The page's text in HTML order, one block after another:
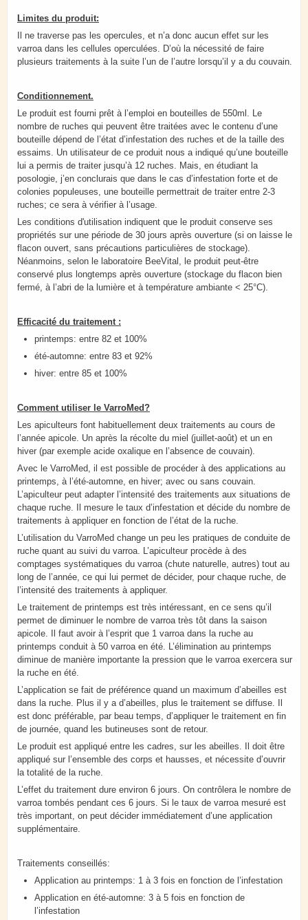
Limites du produit:
Il ne traverse pas les opercules, et n’a donc aucun effet sur les
varroa dans les cellules operculées. D’où la nécessité de faire
plusieurs traitements à la suite l’un de l’autre lorsqu’il y a du couvain.
Conditionnement.
Le produit est fourni prêt à l’emploi en bouteilles de 550ml. Le
nombre de ruches qui peuvent être traitées avec le contenu d’une
bouteille dépend de l’état d’infestation des ruches et de la taille des
essaims. Un utilisateur de ce produit nous a indiqué qu’une bouteille
lui a permis de traiter jusqu’à 12 ruches. Mais, en étudiant la
posologie, j’en conclurais que dans le cas d’infestation forte et de
colonies populeuses, une bouteille permettrait de traiter entre 2-3
ruches; ce sera à vérifier à l’usage.
Les conditions d'utilisation indiquent que le produit conserve ses
propriétés sur une période de 30 jours après ouverture (si on laisse le
flacon ouvert, sans précautions particulières de stockage).
Néanmoins, selon le laboratoire BeeVital, le produit peut-être
conservé plus longtemps après ouverture (stockage du flacon bien
fermé, à l’abri de la lumière et à température ambiante < 25°C).
Efficacité du traitement :
printemps: entre 82 et 100%
été-automne: entre 83 et 92%
hiver: entre 85 et 100%
Comment utiliser le VarroMed?
Les apiculteurs font habituellement deux traitements au cours de
l’année apicole. Un après la récolte du miel (juillet-août) et un en
hiver (par exemple acide oxalique en l’absence de couvain).
Avec le VarroMed, il est possible de procéder à des applications au
printemps, à l’été-automne, en hiver; avec ou sans couvain.
L’apiculteur peut adapter l’intensité des traitements aux situations de
chaque ruche. Il mesure le taux d’infestation et décide du nombre de
traitements à appliquer en fonction de l’état de la ruche.
L’utilisation du VarroMed change un peu les pratiques de conduite de
ruche quant au suivi du varroa. L’apiculteur procède à des
comptages systématiques du varroa (chute naturelle, autres) tout au
long de l’année, ce qui lui permet de décider, pour chaque ruche, de
l’intensité des traitements à appliquer.
Le traitement de printemps est très intéressant, en ce sens qu’il
permet de diminuer le nombre de varroa très tôt dans la saison
apicole. Il faut avoir à l’esprit que 1 varroa dans la ruche au
printemps conduit à 50 varroa en été. L’élimination au printemps
diminue de manière importante la pression que le varroa exercera sur
la ruche en été.
L’application se fait de préférence quand un maximum d’abeilles est
dans la ruche. Plus il y a d’abeilles, plus le traitement se diffuse. Il
est donc préférable, par beau temps, d’appliquer le traitement en fin
de journée, quand les butineuses sont de retour.
Le produit est appliqué entre les cadres, sur les abeilles. Il doit être
appliqué sur l’ensemble des corps et hausses, et nécessite d’ouvrir
la totalité de la ruche.
L’effet du traitement dure environ 6 jours. On contrôlera le nombre de
varroa tombés pendant ces 6 jours. Si le taux de varroa mesuré est
très important, on peut décider immédiatement d’une application
supplémentaire.
Traitements conseillés:
Application au printemps: 1 à 3 fois en fonction de l’infestation
Application en été-automne: 3 à 5 fois en fonction de
l’infestation